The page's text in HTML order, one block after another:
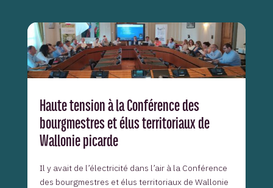
Haute tension à la Conférence des
bourgmestres et élus territoriaux de
Wallonie picarde
Il y avait de l’électricité dans l’air à la Conférence
des bourgmestres et élus territoriaux de Wallonie